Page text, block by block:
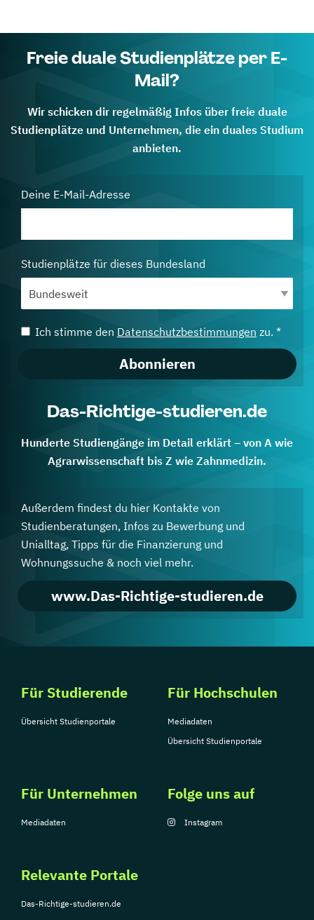
Freie duale Studienplätze per E-
Mail?
Wir schicken dir regelmäßig Infos über freie duale
Studienplätze und Unternehmen, die ein duales Studium
anbieten.
Deine E-Mail-Adresse
Studienplätze für dieses Bundesland
Ich stimme den Datenschutzbestimmungen zu. *
Abonnieren
Das-Richtige-studieren.de
Hunderte Studiengänge im Detail erklärt – von A wie
Agrarwissenschaft bis Z wie Zahnmedizin.
Außerdem findest du hier Kontakte von
Studienberatungen, Infos zu Bewerbung und
Unialltag, Tipps für die Finanzierung und
Wohnungssuche & noch viel mehr.
www.Das-Richtige-studieren.de
Für Studierende
Übersicht Studienportale
Für Hochschulen
Mediadaten
Übersicht Studienportale
Für Unternehmen
Mediadaten
Relevante Portale
Das-Richtige-studieren.de
Folge uns auf
Instagram